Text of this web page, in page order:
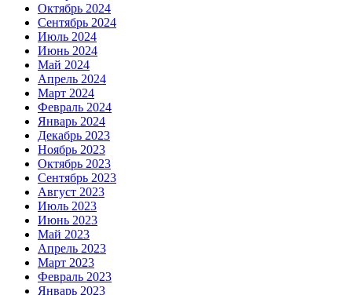
Октябрь 2024
Сентябрь 2024
Июль 2024
Июнь 2024
Май 2024
Апрель 2024
Март 2024
Февраль 2024
Январь 2024
Декабрь 2023
Ноябрь 2023
Октябрь 2023
Сентябрь 2023
Август 2023
Июль 2023
Июнь 2023
Май 2023
Апрель 2023
Март 2023
Февраль 2023
Январь 2023